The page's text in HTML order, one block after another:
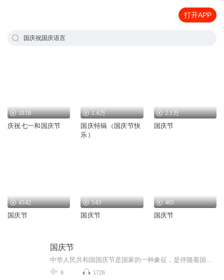
打开APP
国庆祝国庆语言
1818
庆祝七一和国庆节
1.6万
国庆特辑（国庆节快
乐）
2.1万
国庆节
4542
国庆节
543
国庆节
465
国庆节
国庆节
8 1726